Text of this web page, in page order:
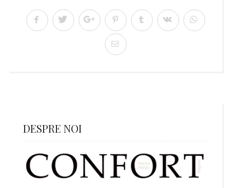
DESPRE NOI